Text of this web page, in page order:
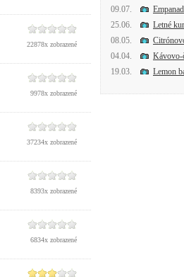
22878x zobrazené
9978x zobrazené
37234x zobrazené
8393x zobrazené
6834x zobrazené
09.07.
25.06.
Letné
08.05.
04.04.
Kávovo-
19.03.
Lemon